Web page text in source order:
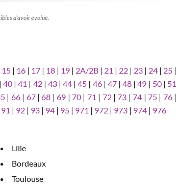
d'avoir évolué.
15| 16| 17| 18| 19| 2A/2B| 21 | 22| 23 | 24 | 25 |
40|41 | 42| 43|44 |45 | 46| 47|48 |49 | 50| 51
| 66| 67|68 |69 |70 | 71 | 72|73 |74 |75 | 76|
91 | 92 | 93 | 94 | 95 | 971 | 972 | 973 | 974 | 976
Lille
Bordeaux
Toulouse